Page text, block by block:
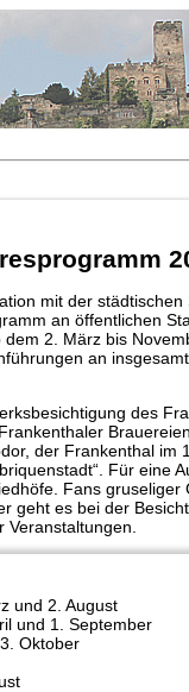
mit der
an öffentlichen
2. März bis
an insgesamt
des
der Frankenthal im
Für eine
Fans
geht es bei der
und 2. August
und 1. September
Oktober